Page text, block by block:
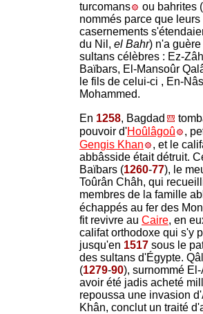
turcomans
ou bahrites
nommés parce que leurs
casernements
du Nil, el Bahr) n'a
sultans célèbres : Ez-
Baïbars, El-Mansoûr
le fils de celui-ci , En-
Mohammed.
En 1258, Bagdad
pouvoir d'Hoûlâgoû
,
Gengis Khan
, et le
abbâsside était détruit.
Baïbars (1260-77), le
Toûrân Châh, qui
membres de la famille
échappés au fer des
fit revivre au Caire, en
califat orthodoxe qui s'y
jusqu'en 1517 sous le
des sultans d'Égypte.
(1279-90), surnommé
avoir été jadis acheté
repoussa une invasion
Khân, conclut un traité